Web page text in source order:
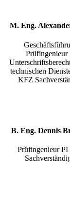
M. Eng.
Prüfingenieur
technischen
KFZ
B. Eng. Dennis
Prüfingenieur